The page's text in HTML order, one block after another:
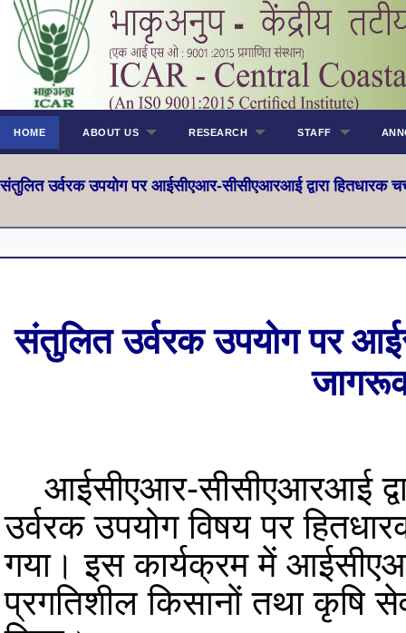
HOME ABOUT US RESEARCH STAFF
संतुलित उर्वरक उपयोग पर आईसीएआर-सीसीएआरआई द्वारा हितधारक
संतुलित उर्वरक उपयोग पर
आईसीएआर-सीसीएआरआई
उर्वरक उपयोग विषय पर
गया। इस कार्यक्रम में
प्रगतिशील किसानों तथा कृषि